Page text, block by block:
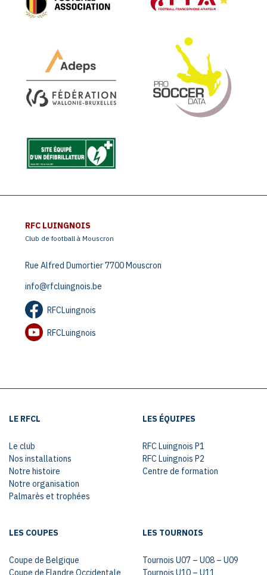
RFC LUINGNOIS
Club de football à Mouscron
Rue Alfred Dumortier 7700 Mouscron
info@rfcluingnois.be
RFCLuingnois
RFCLuingnois
LE RFCL
Le club
Nos installations
Notre histoire
Notre organisation
Palmarès et trophées
LES ÉQUIPES
RFC Luingnois P1
RFC Luingnois P2
Centre de formation
LES COUPES
Coupe de Belgique
LES TOURNOIS
Tournois U07 – U08 – U09